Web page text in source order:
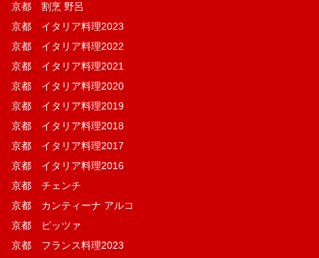
京都 割烹 野呂
京都 イタリア料理2023
京都 イタリア料理2022
京都 イタリア料理2021
京都 イタリア料理2020
京都 イタリア料理2019
京都 イタリア料理2018
京都 イタリア料理2017
京都 イタリア料理2016
京都 チェンチ
京都 カンティーナ アルコ
京都 ピッツァ
京都 フランス料理2023